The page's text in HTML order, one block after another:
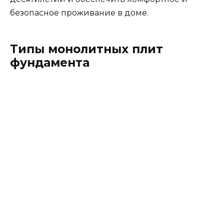
безопасное проживание в доме.
Типы монолитных плит
фундамента